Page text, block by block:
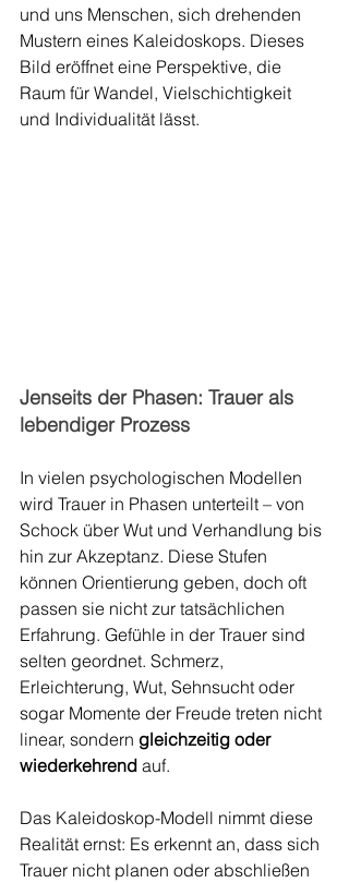
und uns Menschen, sich drehenden
Mustern eines Kaleidoskops. Dieses
Bild eröffnet eine Perspektive, die
Raum für Wandel, Vielschichtigkeit
und Individualität lässt.
Jenseits der Phasen: Trauer als
lebendiger Prozess
In vielen psychologischen Modellen
wird Trauer in Phasen unterteilt – von
Schock über Wut und Verhandlung bis
hin zur Akzeptanz. Diese Stufen
können Orientierung geben, doch oft
passen sie nicht zur tatsächlichen
Erfahrung. Gefühle in der Trauer sind
selten geordnet. Schmerz,
Erleichterung, Wut, Sehnsucht oder
sogar Momente der Freude treten nicht
linear, sondern gleichzeitig oder
wiederkehrend auf.
Das Kaleidoskop-Modell nimmt diese
Realität ernst: Es erkennt an, dass sich
Trauer nicht planen oder abschließen